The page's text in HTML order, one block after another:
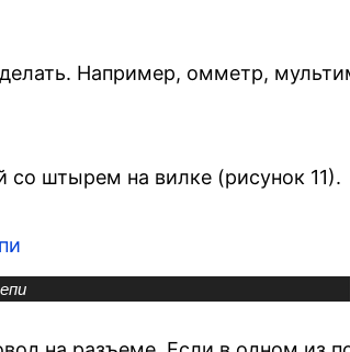
Например, омметр,
штырем на вилке (рисунок 11).